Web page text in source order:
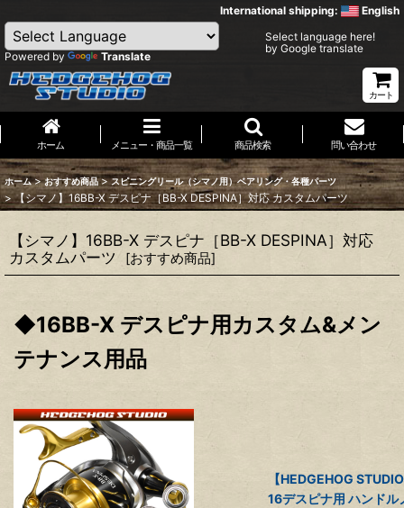
International shipping: English
Powered by Translate
Select language here!
by Google translate
カート
ホーム メニュー・商品一覧 商品検索 問い合わせ
ホーム > おすすめ商品 > スピニングリール（シマノ用）ベアリング・各種パーツ
> 【シマノ】16BB-X デスピナ［BB-X DESPINA］対応 カスタムパーツ
【シマノ】16BB-X デスピナ［BB-X DESPINA］対応
カスタムパーツ
[おすすめ商品]
◆16BB-X デスピナ用カスタム&メン
テナンス用品
【HEDGEHOG
16デスピナ用 ハンドル